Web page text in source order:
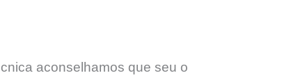
aconselhamos que seu o